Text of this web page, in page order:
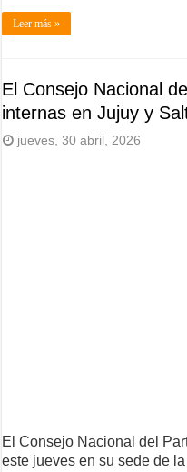
Leer más »
El Consejo Nacional
internas en Jujuy y
jueves, 30 abril, 2026
El Consejo Nacional del
este jueves en su sede de